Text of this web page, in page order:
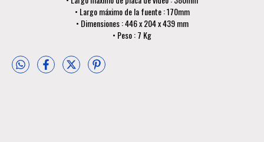
• Largo máximo de la fuente : 170mm
• Dimensiones : 446 x 204 x 439 mm
• Peso : 7 Kg